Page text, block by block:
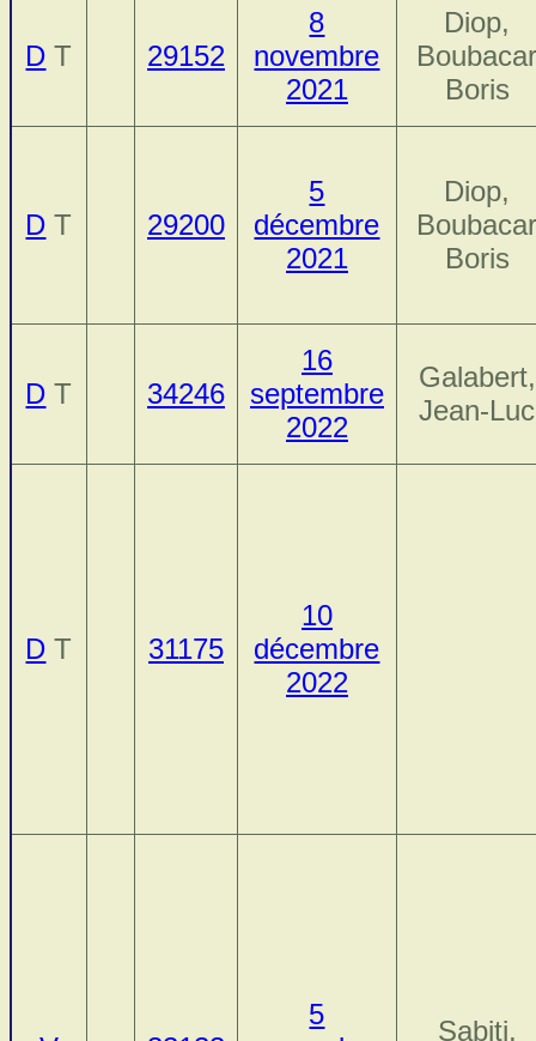
D T 29152
8
novembre
2021
Diop,
Boris
D T 29200
5
décembre
2021
Diop,
Boris
D T 34246
16
septembre
2022
Galabert,
Jean-Luc
D T 31175
10
décembre
2022
5
Sabiti,